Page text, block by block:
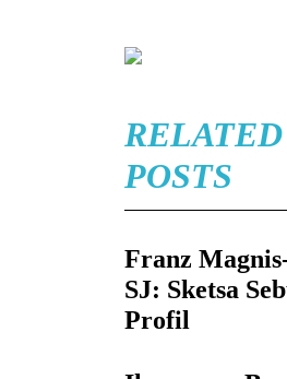
RELATED
POSTS
Franz
SJ: Sketsa
Profil